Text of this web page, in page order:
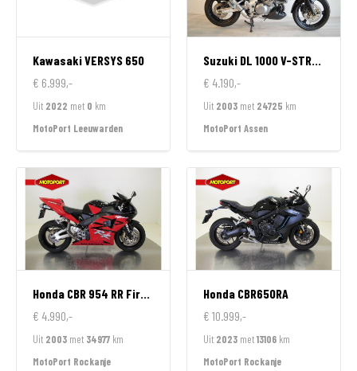
KawasakiVERSYS 650
€ 6.999,-
Uit 2022 met 0 km
MotoPort Leeuwarden
Suzuki DL 1000 V-STROM
€ 4.190,-
Uit 2003 met 24725 km
MotoPort Assen
Honda CBR 954 RR FireBlade
€ 4.990,-
Uit 2003 met 34977 km
MotoPort Rockanje
Honda CBR650RA
€ 10.999,-
Uit 2023 met13106 km
MotoPort Rockanje